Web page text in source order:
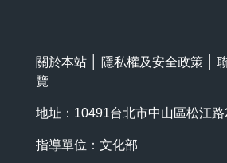
關於本站 隱私權及安全政策
覽
地址：10491台北市中山區松江路
指導單位：文化部